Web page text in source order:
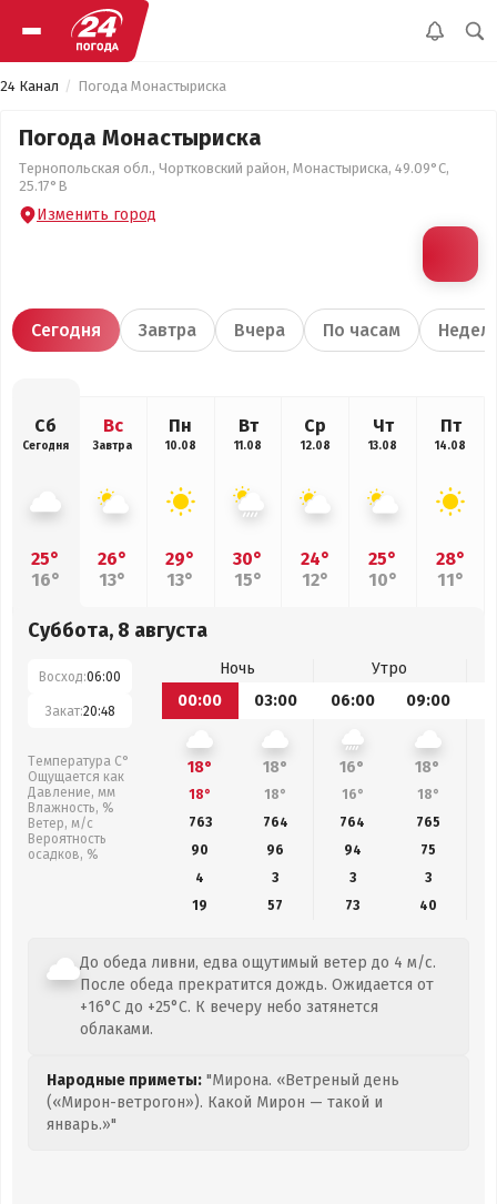
24 Канал Погода Монастыриска
Погода Монастыриска
Тернопольская обл., Чортковский район, Монастыриска, 49.09°С,
25.17°В
Изменить город
Сегодня Завтра Вчера По часам
Сб
Сегодня
25°
16°
Вс
Завтра
26°
13°
Пн
10.08
29°
13°
Вт
11.08
30°
15°
Ср
12.08
24°
12°
Чт
13.08
25°
10°
Пт
14.08
28°
11°
Суббота, 8 августа
Восход:06:00
Закат:20:48
Температура С°
Ощущается как
Давление, мм
Влажность, %
Ветер, м/с
Вероятность
осадков, %
Ночь
Утро
00:00
03:00 06:00 09:00
18° 18° 16° 18°
18° 18° 16° 18°
763
764 764 765
90
96 94 75
4
3 3
3
19
57 73 40
До обеда ливни, едва ощутимый ветер до 4 м/с.
После обеда прекратится дождь. Ожидается от
+16°C до +25°C. К вечеру небо затянется
облаками.
Народные приметы: "Мирона. «Ветреный день
(«Мирон-ветрогон»). Какой Мирон — такой и
январь.»"